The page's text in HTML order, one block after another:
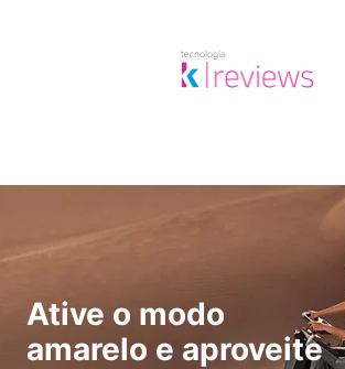
Ative o modo
amarelo e aproveite